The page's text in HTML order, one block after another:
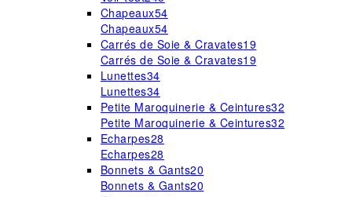
Chapeaux54
Chapeaux54
Carrés de Soie & Cravates19
Carrés de Soie & Cravates19
Lunettes34
Lunettes34
Petite Maroquinerie & Ceintures32
Petite Maroquinerie & Ceintures32
Echarpes28
Echarpes28
Bonnets & Gants20
Bonnets & Gants20